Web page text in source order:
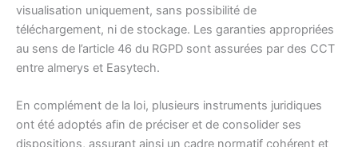
visualisation uniquement, sans possibilité de
téléchargement, ni de stockage. Les garanties appropriées
au sens de l’article 46 du RGPD sont assurées par des CCT
entre almerys et Easytech.
En complément de la loi, plusieurs instruments juridiques
ont été adoptés afin de préciser et de consolider ses